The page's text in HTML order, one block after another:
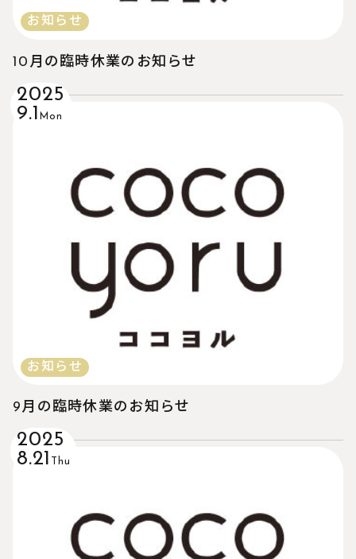
お知らせ
10月の臨時休業のお知らせ
2025
9.1
Mon
お知らせ
9月の臨時休業のお知らせ
2025
8.21
Thu